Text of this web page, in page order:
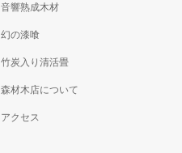
音響熟成木材
幻の漆喰
竹炭入り清活畳
森材木店について
アクセス